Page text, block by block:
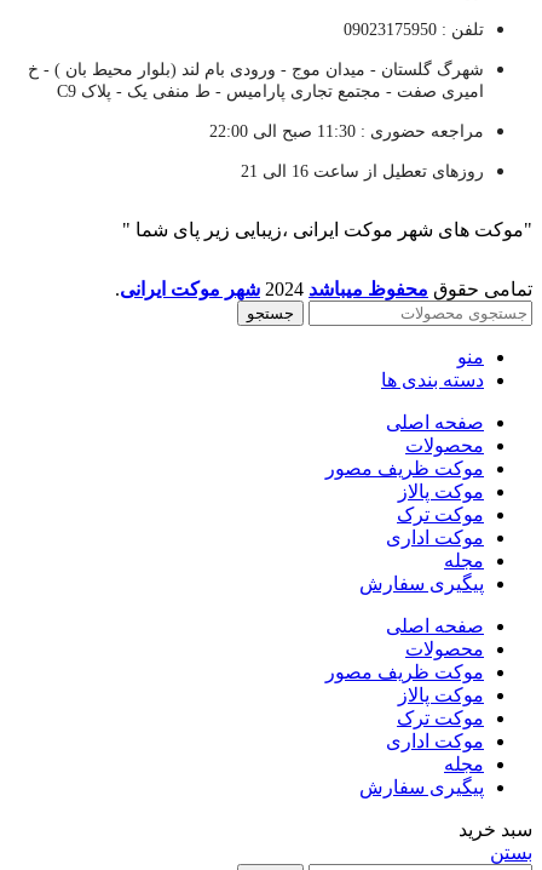
تلفن : 09023175950
شهرگ گلستان - میدان موج - ورودی بام لند (بلوار محیط بان ) - خ
امیری صفت - مجتمع تجاری پارامیس - ط منفی یک - پلاک C9
مراجعه حضوری : 11:30 صبح الی 22:00
روزهای تعطیل از ساعت 16 الی 21
"موکت های شهر موکت ایرانی ،زیبایی زیر پای شما "
تمامی حقوق محفوظ میباشد شهر موکت ایرانی.
جستجو
منو
دسته بندی ها
صفحه اصلی
محصولات
موکت ظریف مصور
موکت پالاز
موکت ترک
موکت اداری
مجله
پیگیری سفارش
صفحه اصلی
محصولات
موکت ظریف مصور
موکت پالاز
موکت ترک
موکت اداری
مجله
پیگیری سفارش
سبد خرید
بستن